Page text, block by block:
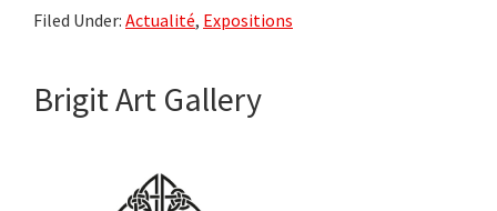
Filed Under: Actualité, Expositions
Brigit Art Gallery